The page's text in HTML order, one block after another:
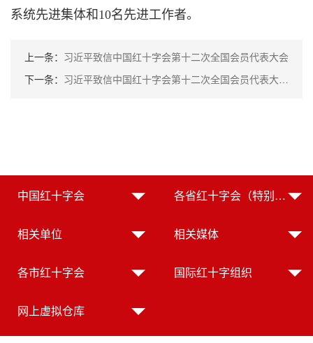
系统先进集体和10名先进工作者。
上一条： 习近平致信中国红十字会第十二次全国会员代表大会
下一条： 习近平致信中国红十字会第十二次全国会员代表大会引发浙江代表团热议
中国红十字会 各省红十字会（特别行政区红十字会）
相关单位 相关媒体
各市红十字会 国际红十字组织
网上虚拟仓库